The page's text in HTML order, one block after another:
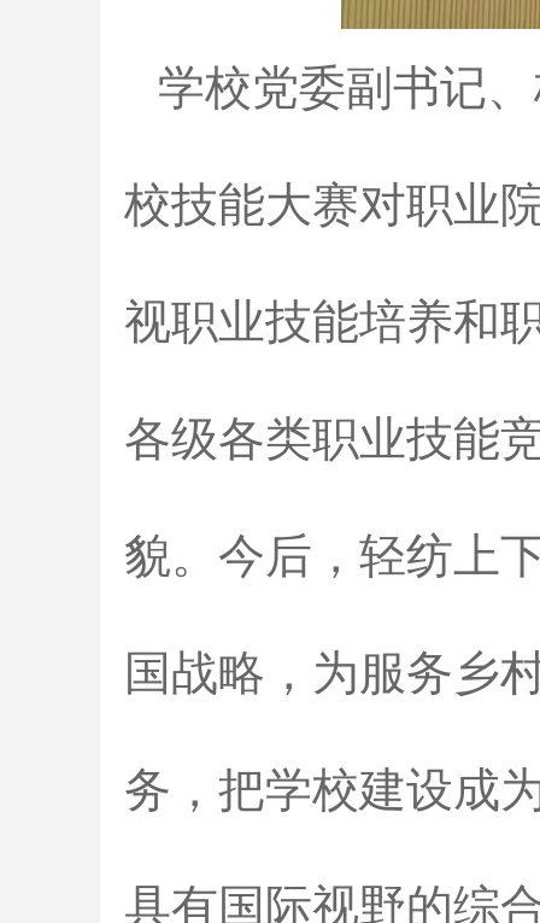
学校党委副书记
校技能大赛对职业
视职业技能培养和
各级各类职业技能
貌。今后，轻纺上
国战略，为服务乡
务，把学校建设成
具有国际视野的综